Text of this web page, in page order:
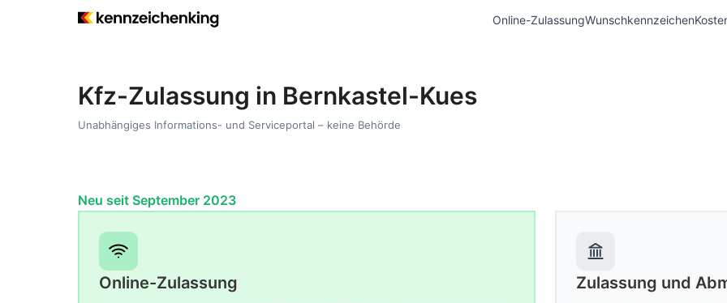
Online-ZulassungWunschkennzeichen
Kfz-Zulassung in Bernkastel-Kues
Unabhängiges Informations- und Serviceportal – keine Behörde
Neu seit September 2023
Online-Zulassung Zulassung und